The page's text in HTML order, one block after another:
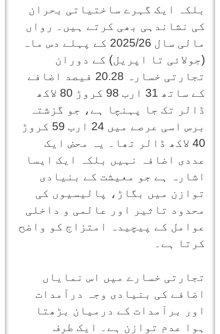
بلکہ ایک گہرے ساختیاتی بحران
کی نشاندہی بھی کرتے ہیں۔ رواں
مالی سال 2025/26 کے پہلے دس ماہ
(جولائی تا اپریل) کے دوران
تجارتی خسارہ 20.28 فیصد اضافے
کے ساتھ 31 ارب 98 کروڑ 80 لاکھ
ڈالر تک جا پہنچا ہے، جو گزشتہ
برس اسی عرصے میں 24 ارب 59 کروڑ
40 لاکھ ڈالر تھا۔ یہ محض ایک
عددی اضافہ نہیں بلکہ ایک ایسا
اشارہ ہے جو معیشت کے بنیادی
توازن میں بگاڑ، پالیسیوں کی
محدود تاثیر اور عالمی و داخلی
عوامل کے پیچیدہ امتزاج کو واضح
کرتا ہے۔
تجارتی خسارے میں اس نمایاں
اضافے کی بنیادی وجہ درآمدات
اور برآمدات کے درمیان بڑھتا
ہوا عدم توازن ہے۔ ایک طرف